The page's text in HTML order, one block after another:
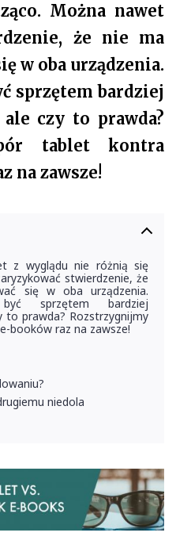
Można nawet
że nie ma
w oba urządzenia.
sprzętem bardziej
ale czy to prawda?
tablet kontra
na zawsze!
z wyglądu nie różnią się
stwierdzenie, że
się w oba urządzenia.
sprzętem bardziej
to prawda? Rozstrzygnijmy
booków raz na zawsze!
niedola